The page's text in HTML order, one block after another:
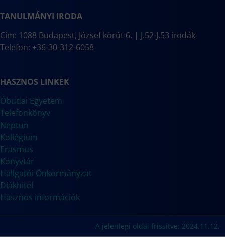
TANULMÁNYI IRODA
Cím: 1088 Budapest, József körút 6. | J.52-J.53 irodák
Telefon: +36-30-312-6058
HASZNOS LINKEK
Óbudai Egyetem
Telefonkönyv
Neptun
Kollégium
Erasmus
Könyvtár
Hallgatói Önkormányzat
Diákhitel
Hasznos információk
A jelenlegi oldal frissítve: 2024.11.12.